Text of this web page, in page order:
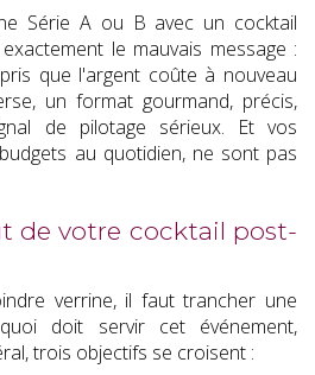
Série A ou B avec un cocktail
le mauvais message :
que l'argent coûte à nouveau
un format gourmand, précis,
de pilotage sérieux. Et vos
au quotidien, ne sont pas
de votre cocktail post-
verrine, il faut trancher une
doit servir cet événement,
trois objectifs se croisent :